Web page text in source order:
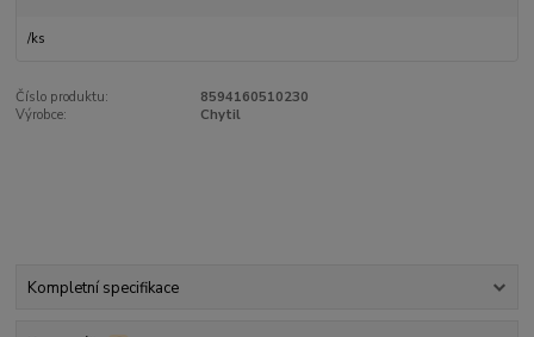
/ks
Číslo produktu:
8594160510230
Výrobce:
Chytil
Kompletní specifikace